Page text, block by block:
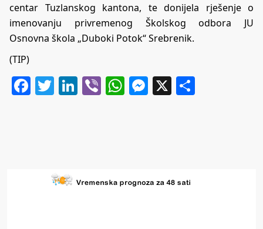
centar Tuzlanskog kantona, te donijela rješenje o
imenovanju privremenog Školskog odbora JU
Osnovna škola „Duboki Potok“ Srebrenik.
(TIP)
Facebook
Twitter
LinkedIn
ViberWhatsApp
Messenger
X